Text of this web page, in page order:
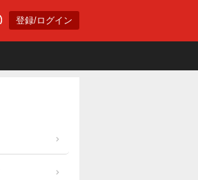
登録/ログイン